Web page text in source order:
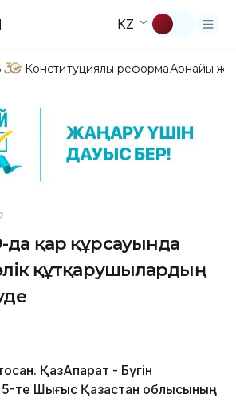
KZ
Конституциялық реформаАрнайы
қар құрсауында
құтқарушылардың
ҚазАқпарат - Бүгін
5-те Шығыс Қазақстан облысының